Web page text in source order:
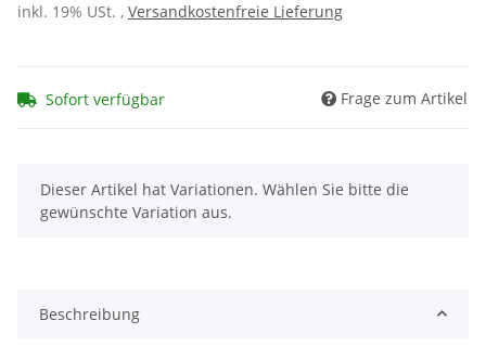
inkl. 19% USt. , Versandkostenfreie Lieferung
Sofort verfügbar Frage zum Artikel
x
Dieser Artikel hat Variationen. Wählen Sie bitte die
gewünschte Variation aus.
Beschreibung